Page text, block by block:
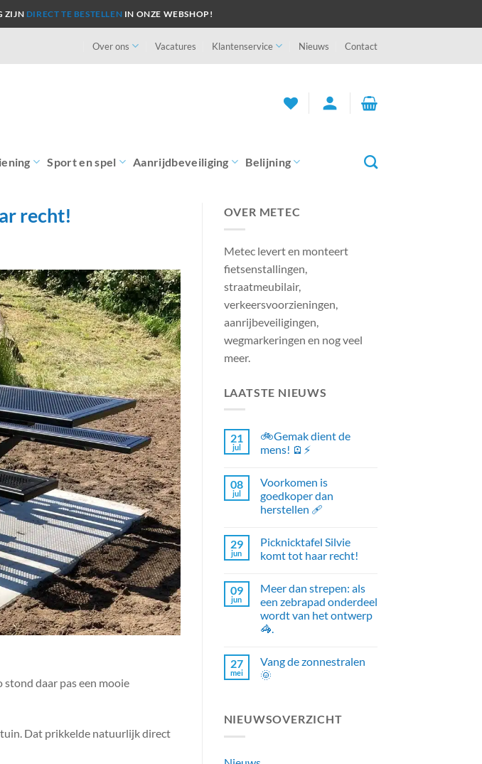
ZIJN DIRECT TE BESTELLEN IN ONZE WEBSHOP!
Over ons Vacatures Klantenservice Nieuws Contact
person
Sport en spel Aanrijdbeveiliging Belijning
recht!
stond daar pas een mooie
Dat prikkelde natuurlijk direct
OVER METEC
Metec levert en monteert
fietsenstallingen,
straatmeubilair,
verkeersvoorzieningen,
aanrijbeveiligingen,
wegmarkeringen en nog veel
meer.
LAATSTE NIEUWS
21
jul
🚲Gemak dient de
mens! 🪫⚡
08
jul
Voorkomen is
goedkoper dan
herstellen 🩹
29
jun
Picknicktafel Silvie
komt tot haar recht!
09
jun
Meer dan strepen: als
een zebrapad onderdeel
wordt van het ontwerp
🦓.
27
mei
Vang de zonnestralen
🌞
NIEUWSOVERZICHT